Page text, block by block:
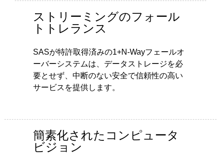
ストリーミングのフォール
トトレランス
SASが特許取得済みの1+N-Wayフェールオ
ーバーシステムは、データストレージを必
要とせず、中断のない安全で信頼性の高い
サービスを提供します。
簡素化されたコンピュータ
ビジョン